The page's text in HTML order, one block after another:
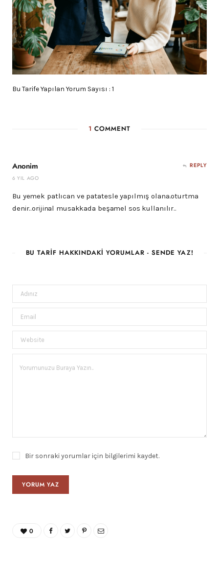
Bu Tarife Yapılan Yorum Sayısı : 1
1 COMMENT
Anonim
6 YIL AGO
REPLY
Bu yemek patlıcan ve patatesle yapılmış olana.oturtma
denir..orijinal musakkada beşamel sos kullanılır..
BU TARIF HAKKINDAKI YORUMLAR - SENDE YAZ!
Bir sonraki yorumlar için bilgilerimi kaydet.
0